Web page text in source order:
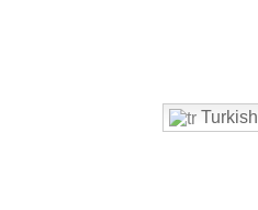
Turkish